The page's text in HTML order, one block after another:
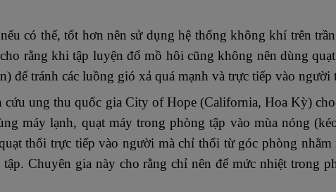
có thể, tốt hơn nên sử dụng hệ thống không khí trên
rằng khi tập luyện đổ mồ hôi cũng không nên dùng
để tránh các luồng gió xả quá mạnh và trực tiếp vào người
ung thu quốc gia City of Hope (California, Hoa Kỳ)
máy lạnh, quạt máy trong phòng tập vào mùa nóng
thổi trực tiếp vào người mà chỉ thổi từ góc phòng nhằm
Chuyên gia này cho rằng chỉ nên để mức nhiệt trong